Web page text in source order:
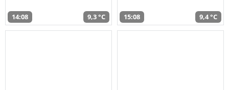
14:08 9,3 °C 15:08 9,4 °C